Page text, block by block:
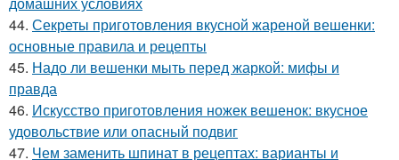
44. Секреты приготовления вкусной жареной вешенки:
основные правила и рецепты
45. Надо ли вешенки мыть перед жаркой: мифы и
правда
46. Искусство приготовления ножек вешенок: вкусное
удовольствие или опасный подвиг
47. Чем заменить шпинат в рецептах: варианты и